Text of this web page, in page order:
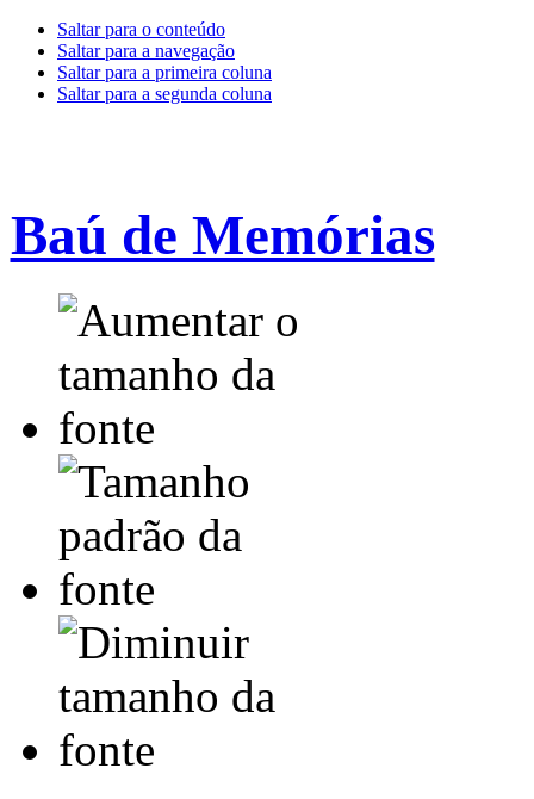
Saltar para o conteúdo
Saltar para a navegação
Saltar para a primeira coluna
Saltar para a segunda coluna
Baú de Memórias